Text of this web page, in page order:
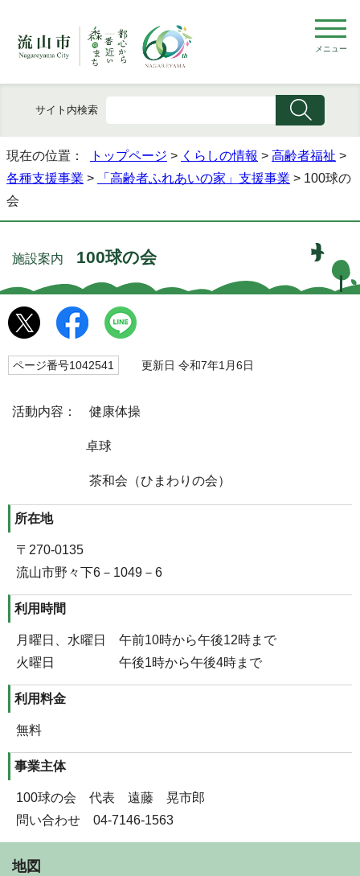
メニュー
サイト内検索
現在の位置： トップページ > くらしの情報 > 高齢者福祉 >
各種支援事業 > 「高齢者ふれあいの家」支援事業 > 100球の
会
施設案内 100球の会
ページ番号1042541 更新日 令和7年1月6日
活動内容： 健康体操
卓球
茶和会（ひまわりの会）
所在地
〒270-0135
流山市野々下6－1049－6
利用時間
月曜日、水曜日 午前10時から午後12時まで
火曜日 午後1時から午後4時まで
利用料金
無料
事業主体
100球の会 代表 遠藤 晃市郎
問い合わせ 04-7146-1563
地図